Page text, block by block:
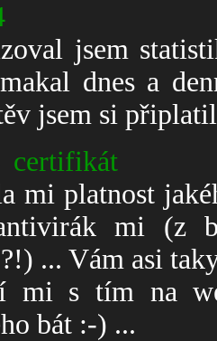
jsem
dnes a
jsem si
certifikát
mi platnost
mi (z
... Vám asi
mi s tím na
bát :-) ...